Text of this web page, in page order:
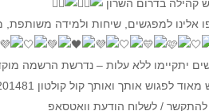
קהילה בדרום השרון
אלינו למפגשים, שיחות ולמידה
יתקיימו ללא עלות – נדרשת הרשמה
לפגוש אותך ואותך קול קולטון 0545-201481
/ לשלוח הודעת וואטסאפ